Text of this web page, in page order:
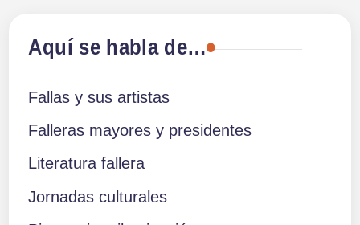
entradas
Aquí se habla de…
Fallas y sus artistas
Falleras mayores y presidentes
Literatura fallera
Jornadas culturales